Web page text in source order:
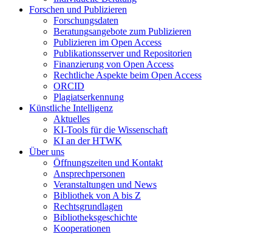
Forschen und Publizieren
Forschungsdaten
Beratungsangebote zum Publizieren
Publizieren im Open Access
Publikationsserver und Repositorien
Finanzierung von Open Access
Rechtliche Aspekte beim Open Access
ORCID
Plagiatserkennung
Künstliche Intelligenz
Aktuelles
KI-Tools für die Wissenschaft
KI an der HTWK
Über uns
Öffnungszeiten und Kontakt
Ansprechpersonen
Veranstaltungen und News
Bibliothek von A bis Z
Rechtsgrundlagen
Bibliotheksgeschichte
Kooperationen